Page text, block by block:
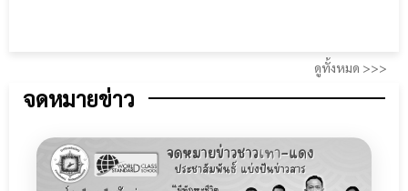
ดูทั้งหมด >>>
จดหมายข่าว